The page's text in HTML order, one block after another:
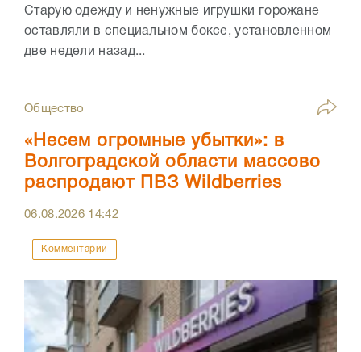
Старую одежду и ненужные игрушки горожане
оставляли в специальном боксе, установленном
две недели назад...
Общество
«Несем огромные убытки»: в
Волгоградской области массово
распродают ПВЗ Wildberries
06.08.2026 14:42
Комментарии